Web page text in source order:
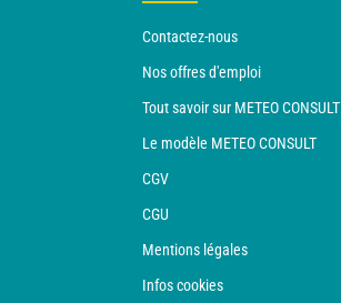
Contactez-nous
Nos offres d'emploi
Tout savoir sur METEO CONSULT
Le modèle METEO CONSULT
CGV
CGU
Mentions légales
Infos cookies